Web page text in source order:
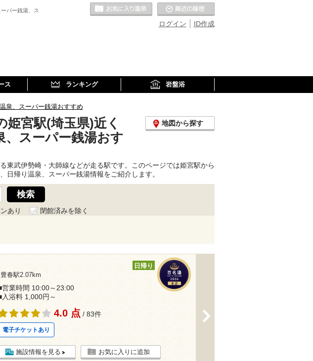
パー銭湯、ス
ID作成
ログイン
お気に入りの温泉
ス ランキング 岩盤浴
泉、スーパー銭湯おすすめ
宮駅(埼玉県)近く
、スーパー銭湯おす
地図から探す
東武伊勢崎・大師線などが走る駅です。このページでは姫宮駅から
日帰り温泉、スーパー銭湯情報をご紹介します。
あり
閉館済みを除く
豊春駅2.07km
日帰り
営業時間 10:00～23:00
入浴料 1,000円～
4.0 点 / 83件
電子チケットあり
施設情報を見る お気に入りに追加